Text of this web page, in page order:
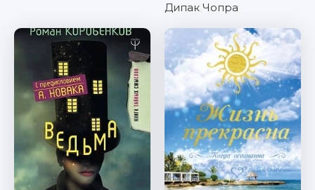
Дипак Чопра